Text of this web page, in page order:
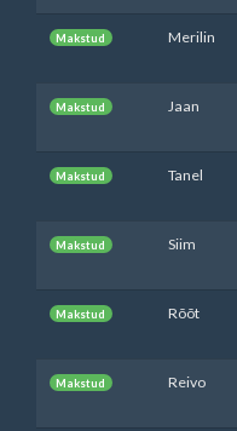
Makstud Merilin
Makstud Jaan
Makstud Tanel
Makstud Siim
Makstud Rõõt
Makstud Reivo